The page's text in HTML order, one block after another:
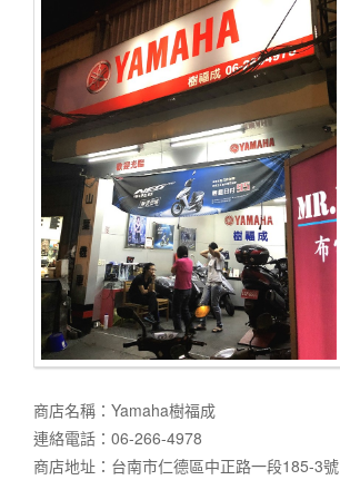
商店名稱：Yamaha樹福成
連絡電話：06-266-4978
商店地址：台南市仁德區中正路一段185-3號